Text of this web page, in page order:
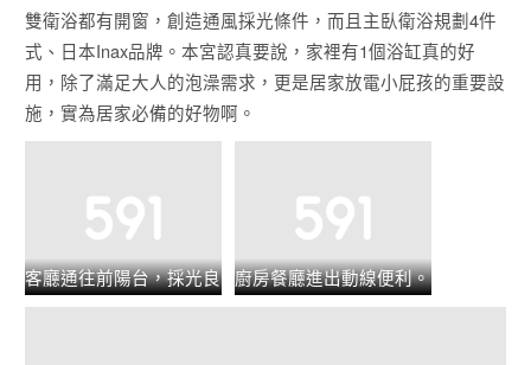
雙衛浴都有開窗，創造通風採光條件，而且主臥衛浴規劃4件
式、日本Inax品牌。本宮認真要說，家裡有1個浴缸真的好
用，除了滿足大人的泡澡需求，更是居家放電小屁孩的重要設
施，實為居家必備的好物啊。
客廳通往前陽台，採光良
好。
廚房餐廳進出動線便利。